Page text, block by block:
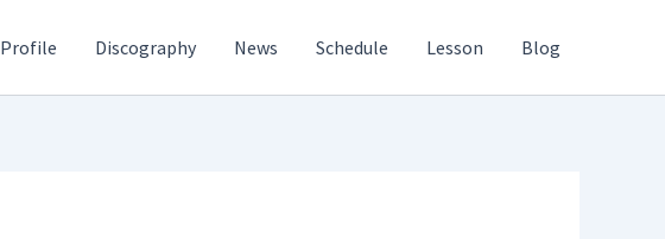
Profile Discography News Schedule Lesson Blog